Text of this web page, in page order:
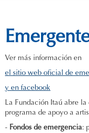
Ver más información en
el sitio web oficial de
y en facebook
La Fundación Itaú abre
programa de apoyo a
- Fondos de emergencia: